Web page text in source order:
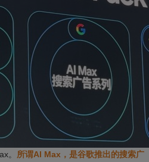
。 所谓AI Max，是谷歌推出的搜索广